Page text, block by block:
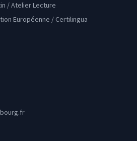
/ Atelier Lecture
Européenne / Certilingua